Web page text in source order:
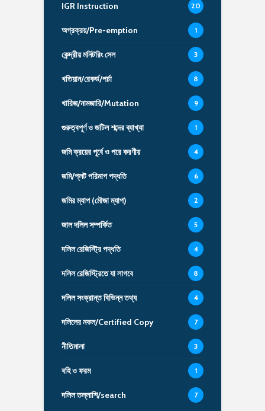
IGR Instruction 20
অগ্রক্রয়/Pre-emption 1
কেন্দ্রীয় মনিটরিং সেল 3
খতিয়ান/রেকর্ড/পর্চা 8
খারিজ/নামজারি/Mutation 9
গুরুত্বপূর্ণ ও জটিল শব্দের ব্যাখ্যা 1
জমি ক্রয়ের পূর্বে ও পরে করণীয় 4
জমি/প্লট পরিমাপ পদ্ধতি 6
জমির ম্যাপ (মৌজা ম্যাপ) 2
জাল দলিল সম্পর্কিত 5
দলিল রেজিস্ট্রি পদ্ধতি 4
দলিল রেজিস্ট্রিতে যা লাগবে 8
দলিল সংক্রান্ত বিভিন্ন তথ্য 4
দলিলের নকল/Certified Copy 7
নীতিমালা 3
বহি ও ফরম 1
দলিল তল্লাশি/search 7